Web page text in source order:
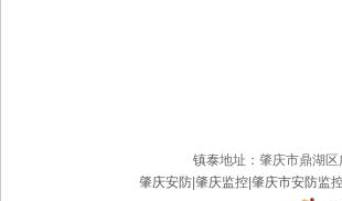
镇泰地址：肇庆市鼎湖
肇庆安防 |肇庆监控 |肇庆市安防监